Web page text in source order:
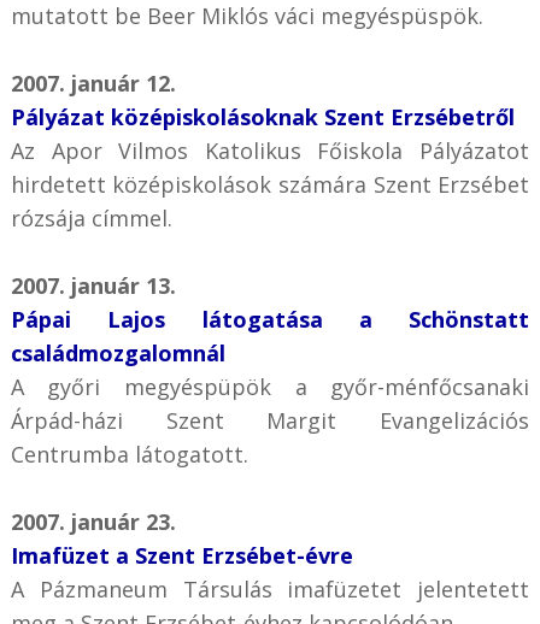
mutatott be Beer Miklós váci megyéspüspök.
2007. január 12.
Pályázat középiskolásoknak Szent Erzsébetről
Az Apor Vilmos Katolikus Főiskola Pályázatot
hirdetett középiskolások számára Szent Erzsébet
rózsája címmel.
2007. január 13.
Pápai Lajos látogatása a Schönstatt
családmozgalomnál
A győri megyéspüpök a győr-ménfőcsanaki
Árpád-házi Szent Margit Evangelizációs
Centrumba látogatott.
2007. január 23.
Imafüzet a Szent Erzsébet-évre
A Pázmaneum Társulás imafüzetet jelentetett